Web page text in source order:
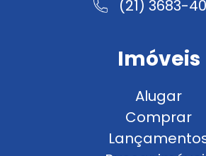
(21) 3683-
Imóveis
Alugar
Comprar